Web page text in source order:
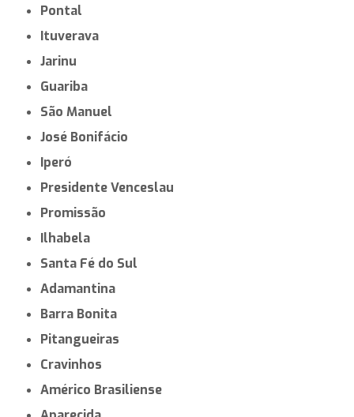
Pontal
Ituverava
Jarinu
Guariba
São Manuel
José Bonifácio
Iperó
Presidente Venceslau
Promissão
Ilhabela
Santa Fé do Sul
Adamantina
Barra Bonita
Pitangueiras
Cravinhos
Américo Brasiliense